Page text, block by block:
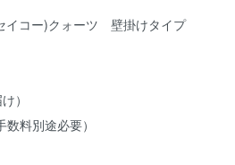
イコー)クォーツ 壁掛けタイプ
）
料別途必要）